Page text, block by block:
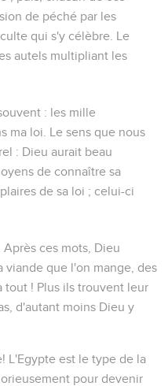
de péché par les
qui s'y célèbre. Le
autels multipliant les
: les mille
ma loi. Le sens que nous
: Dieu aurait beau
de connaître sa
de sa loi ; celui-ci
Après ces mots, Dieu
viande que l'on mange, des
tout ! Plus ils trouvent leur
d'autant moins Dieu y
L'Egypte est le type de la
pour devenir